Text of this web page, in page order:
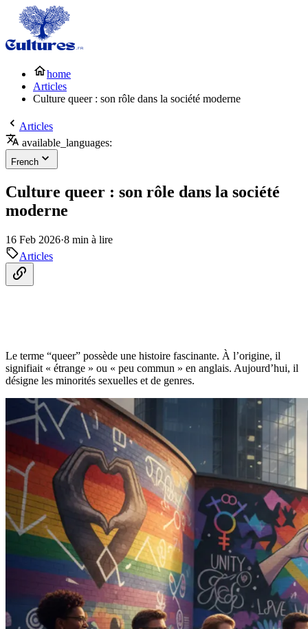
home
Articles
Culture queer : son rôle dans la société moderne
Articles
available_languages:
French
Culture queer : son rôle dans la société
moderne
16 Feb 2026·8 min à lire
Articles
Le terme “queer” possède une histoire fascinante. À l’origine, il
signifiait « étrange » ou « peu commun » en anglais. Aujourd’hui, il
désigne les minorités sexuelles et de genres.